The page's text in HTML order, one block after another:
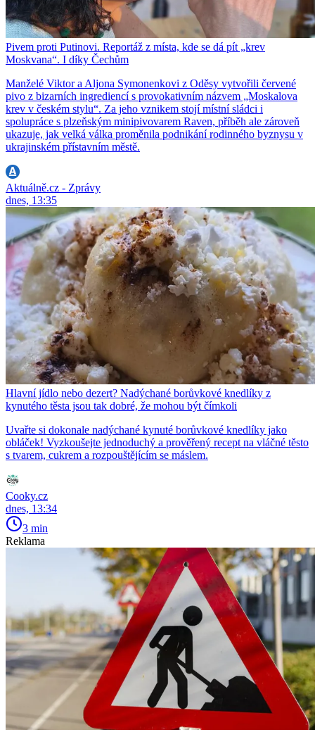
Pivem proti Putinovi. Reportáž z místa, kde se dá pít „krev
Moskvana“. I díky Čechům
Manželé Viktor a Aljona Symonenkovi z Oděsy vytvořili červené
pivo z bizarních ingrediencí s provokativním názvem „Moskalova
krev v českém stylu“. Za jeho vznikem stojí místní sládci i
spolupráce s plzeňským minipivovarem Raven, příběh ale zároveň
ukazuje, jak velká válka proměnila podnikání rodinného byznysu v
ukrajinském přístavním městě.
Aktuálně.cz - Zprávy
dnes, 13:35
Hlavní jídlo nebo dezert? Nadýchané borůvkové knedlíky z
kynutého těsta jsou tak dobré, že mohou být čímkoli
Uvařte si dokonale nadýchané kynuté borůvkové knedlíky jako
obláček! Vyzkoušejte jednoduchý a prověřený recept na vláčné těsto
s tvarem, cukrem a rozpouštějícím se máslem.
Cooky.cz
dnes, 13:34
3 min
Reklama